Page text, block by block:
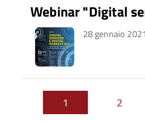
Webinar "Digital
28 gennaio
1 2